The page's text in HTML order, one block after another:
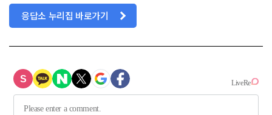
응답소 누리집 바로가기